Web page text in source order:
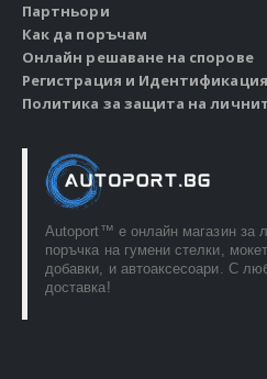
Партньори
Как да поръчам
Онлайн решаване на спорове
Регистрация и Идентификация
Политика за защита на
Autoport™ e онлайн магазин за
поръчка на гумени стелки,
добавки, и автоаксесоари. С
доставка!